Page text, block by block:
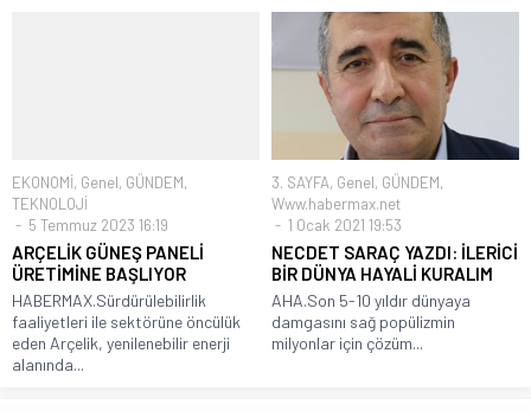
EKONOMİ, Genel, GÜNDEM,
TEKNOLOJİ
5 Temmuz 2023 16:19
ARÇELİK GÜNEŞ PANELİ
ÜRETİMİNE BAŞLIYOR
HABERMAX.Sürdürülebilirlik
faaliyetleri ile sektörüne öncülük
eden Arçelik, yenilenebilir enerji
alanında...
3. SAYFA, Genel, GÜNDEM,
Www.habermax.net
1 Ocak 2021 19:53
NECDET SARAÇ YAZDI: İLERİCİ
BİR DÜNYA HAYALİ KURALIM
AHA.Son 5-10 yıldır dünyaya
damgasını sağ popülizmin
milyonlar için çözüm...